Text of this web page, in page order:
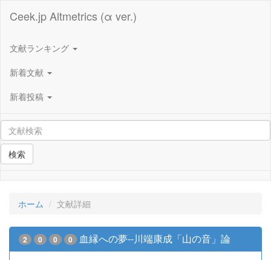
Ceek.jp Altmetrics (α ver.)
文献ランキング
新着文献
新着投稿
検索
ホーム 文献詳細
2 0 0 0 血縁への夢--川端康成「山の音」論